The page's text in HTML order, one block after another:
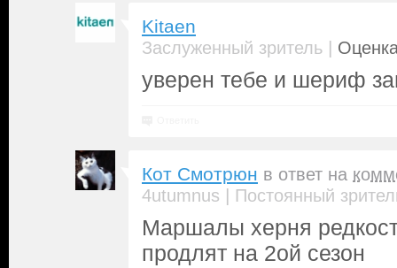
Kitaen
Заслуженный зритель |
уверен тебе и шериф
Кот Смотрюн в ответ на
4utumnus | Постоянный
Маршалы херня
продлят на 2ой сезон